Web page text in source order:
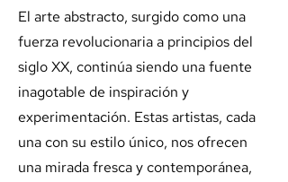
El arte abstracto, surgido como una
fuerza revolucionaria a principios del
siglo XX, continúa siendo una fuente
inagotable de inspiración y
experimentación. Estas artistas, cada
una con su estilo único, nos ofrecen
una mirada fresca y contemporánea,